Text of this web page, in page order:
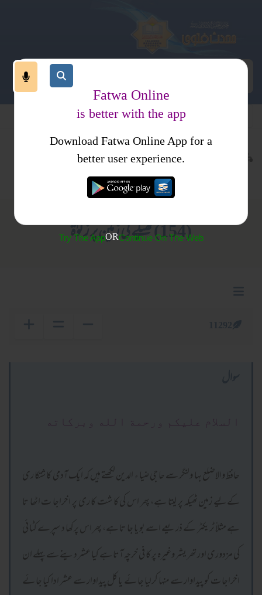
زکوۃ
کتب فتاوی
فتاویٰ اصحاب الحدیث جلد 1
(154) ٹھیکے کی زمین پر زکوٰۃ
السلام عليكم ورحمة الله وبركاته
حافظ والاضلع بہا ولنگر سے حا جی ضیا ء الدین لکھتے ہیں کہ ایک آدمی کا شتکا ری
کےلیے زمین ٹھیکہ پر لیتا ہے، پھر اس کی کا شت کا ری پر اخراجا ت اٹھا تا
ہے مثلاً ٹر یکٹر کے ذریعے اسے بو یا جا تا ہے، پھر اس پرکھا د سپرے کٹا ئی
کی مزدوری اور تھر یشر وغیرہ پر کا فی خرچہ آتا ہے کیا عشر دینے سے پہلے ان
اخراجا ت کو پیداوار سے منہا کرلیا جا ئے یا کل پیداوار سے عشر ادا کیا جا ئے
Fatwa Online
is better with the app
Download Fatwa Online App for a
better user experience.
Try The AppORContinue On The Web